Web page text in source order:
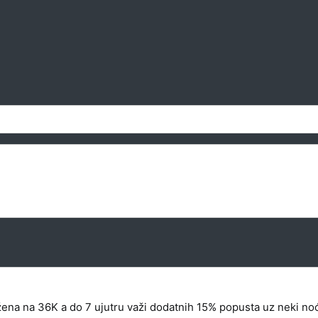
na 36K a do 7 ujutru važi dodatnih 15% popusta uz neki